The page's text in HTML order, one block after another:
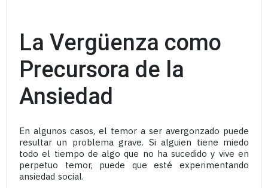
La Vergüenza como
Precursora de la
Ansiedad
En algunos casos, el temor a ser avergonzado puede
resultar un problema grave. Si alguien tiene miedo
todo el tiempo de algo que no ha sucedido y vive en
perpetuo temor, puede que esté experimentando
ansiedad social.